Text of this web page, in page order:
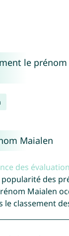
le
Maialen
des
des
Maialen
le classement